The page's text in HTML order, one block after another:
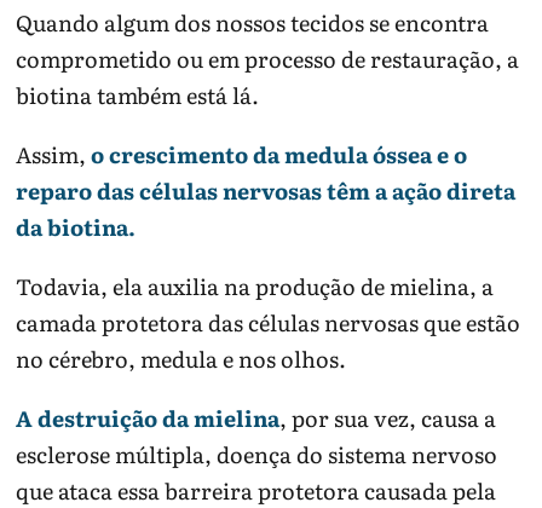
Quando algum dos nossos tecidos se encontra
comprometido ou em processo de restauração, a
biotina também está lá.
Assim,o crescimento da medula óssea e o
reparo das células nervosas têm a ação direta
da biotina.
Todavia, ela auxilia na produção de mielina, a
camada protetora das células nervosas que estão
no cérebro, medula e nos olhos.
A destruição da mielina, por sua vez, causa a
esclerose múltipla, doença do sistema nervoso
que ataca essa barreira protetora causada pela